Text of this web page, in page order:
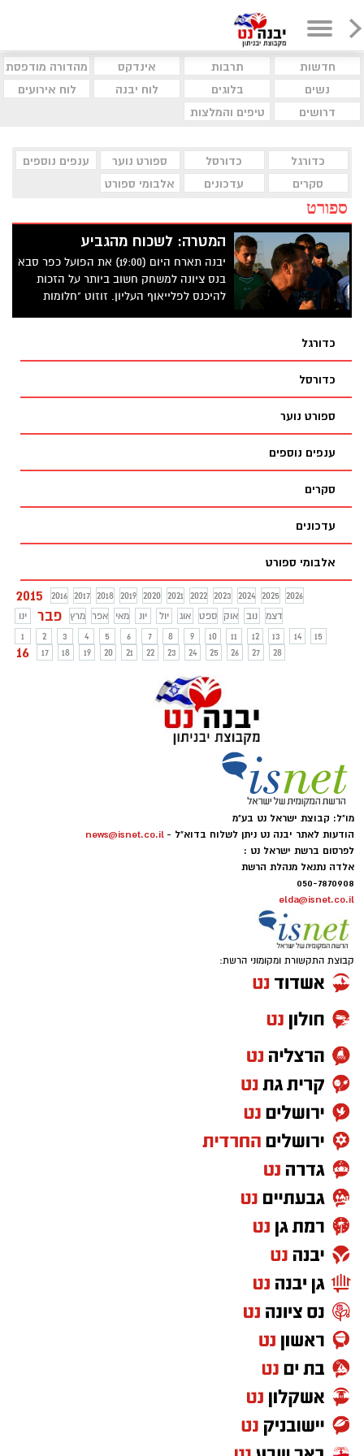
חדשות תרבות אינדקס
מהדורה מודפסת
נשים
בלוגים לוח יבנה
לוח אירועים
דרושים
טיפים והמלצות
כדורגל כדורסל ספורט נוער
ענפים נוספים
סקרים
עדכונים אלבומי ספורט
ספורט
המטרה: לשכוח מהגביע
יבנה תארח היום (19:00) את הפועל כפר סבא
בנס ציונה למשחק חשוב ביותר על הזכות
להיכנס לפלייאוף העליון. זוזוט "חלומות
כדורגל
כדורסל
ספורט נוער
ענפים נוספים
סקרים
עדכונים
אלבומי ספורט
2015 2016 2017 2018 2019 2020 2021 2022 2023 2024 2025
2026
ינו
פבר מרץ אפר מאי יונ יול אוג ספט אוק נוב
דצמ
1
2 3 4 5 6 7 8 9 10 11 12 13 14 15
16 17 18 19 20 21 22 23 24 25 26 27 28
מו"ל: קבוצת ישראל נט בע"מ
הודעות לאתר יבנה נט ניתן לשלוח בדוא"ל - news@isnet.co.il
לפרסום ברשת ישראל נט :
אלדה נתנאל מנהלת הרשת
050-7870908
elda@isnet.co.il
קבוצת התקשורת ומקומוני הרשת: